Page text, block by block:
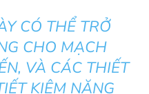
CÓ THỂ TRỞ
CHO MẠCH
VÀ CÁC THIẾT
KIỆM NĂNG